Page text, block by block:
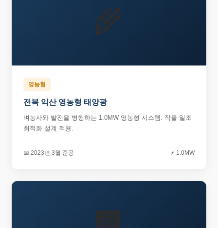
🌾
영농형
전북 익산 영농형 태양광
벼농사와 발전을 병행하는 1.0MW 영농형 시스템. 작물 일조
최적화 설계 적용.
📅 2023년 3월 준공 ⚡ 1.0MW